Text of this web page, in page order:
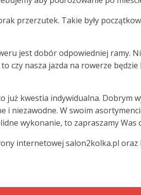
przerzutek. Takie były
jest dobór odpowiedniej ramy.
to czy nasza jazda na rowerze
już kwestia indywidualna. Dobrym
i niezawodne. W swoim
wykonanie, to zapraszamy Was
internetowej salon2kolka.pl oraz